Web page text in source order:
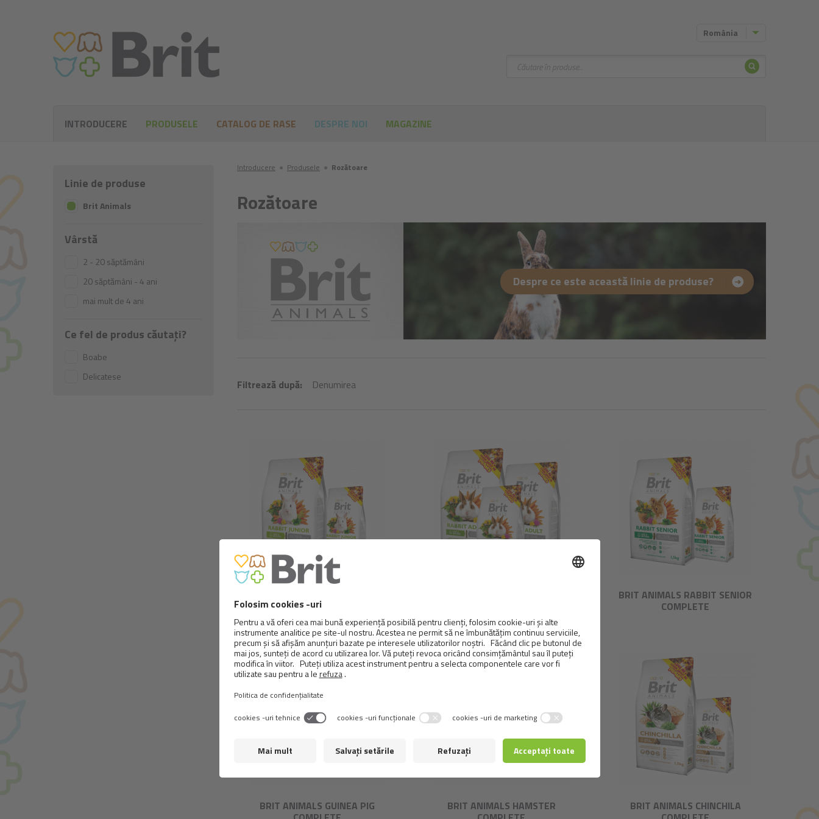
Introducere ● Produsele ● Rozătoare
Rozătoare
Despre ce este această linie de produse?
Filtrează după: Denumirea
COMPLETE
BRIT ANIMALS RABBIT SENIOR
COMPLETE
BRIT ANIMALS GUINEA PIG BRIT ANIMALS HAMSTER BRIT ANIMALS CHINCHILA
Linie de produse
Brit Animals
Vârstă
2 - 20 săptămâni
20 săptămâni - 4 ani
mai mult de 4 ani
Ce fel de produs căutați?
Boabe
Delicatese
România
Căutare Căutare
INTRODUCERE PRODUSELE CATALOG DE RASE DESPRE NOI MAGAZINE